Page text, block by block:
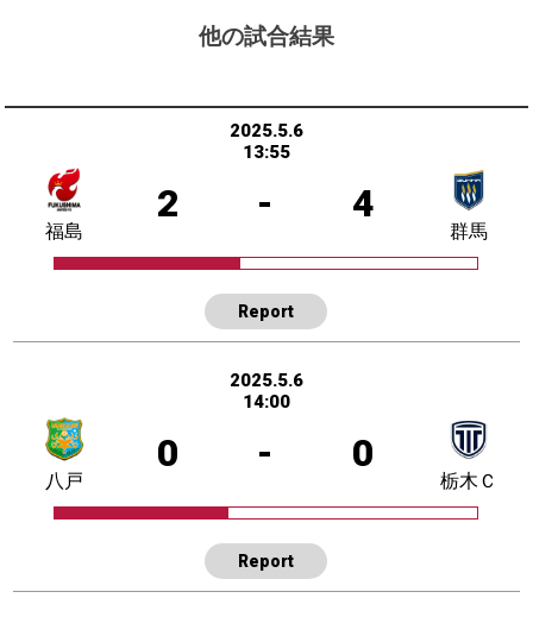
他の試合結果
2025.5.6
13:55
2 - 4
福島 群馬
Report
2025.5.6
14:00
0 - 0
八戸 栃木Ｃ
Report